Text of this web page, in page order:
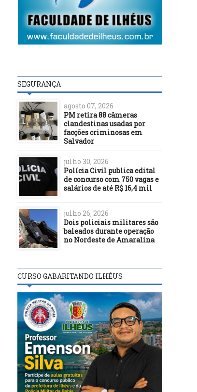
ENTRETENIMENTO
10/04/19
Casa Amarela realiza
seminário “Afeto e limite,
um elo de amor”
ENTRETENIMENTO
18/04/18
Olivença sedia a
edição dos Jogos
Estudantis
SEGURANÇA
agosto 07, 2026
PM retira 88 câmeras
clandestinas usadas por
facções criminosas em
Salvador
julho 30, 2026
Polícia Civil publica edital
de concurso com 750 vagas e
salários de até R$ 16,4 mil
julho 26, 2026
Dois policiais militares são
baleados durante operação
no Nordeste de Amaralina
CURSO GABARITANDO ILHÉUS